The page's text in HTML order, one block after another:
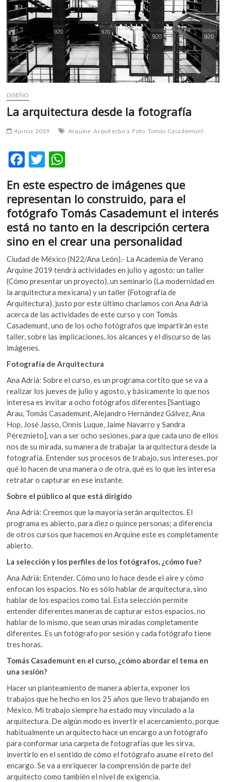
m
v
o
l
e
DISEÑO
La arquitectura desde la fotografía
4 junio, 2019 Arquine Arquitectura Foto Tomás Casademunt
F
e
b
o
o
k
T
itt
er
at
s
A
p
p
En este espectro de imágenes que
representan lo construido, para el
fotógrafo Tomás Casademunt el interés
está no tanto en la descripción certera
sino en el crear una personalidad
Ciudad de México (N22/Ana León).- La Academia de Verano
Arquine 2019 tendrá actividades en julio y agosto: un taller
(Cómo presentar un proyecto), un seminario (La modernidad en
la arquitectura mexicana) y un taller (Fotografía de
Arquitectura), justo por este último charlamos con Ana Adrià
acerca de las actividades de este curso y con Tomás
Casademunt, uno de los ocho fotógrafos que impartirán este
taller, sobre las implicaciones, los alcances y el discurso de las
imágenes.
Fotografía de Arquitectura
Ana Adrià: Sobre el curso, es un programa cortito que se va a
realizar los jueves de julio y agosto, y básicamente lo que nos
interesa es invitar a ocho fotógrafos diferentes [Santiago
Arau, Tomás Casademunt, Alejandro Hernández Gálvez, Ana
Hop, José Jasso, Onnis Luque, Jaime Navarro y Sandra
Péreznieto], van a ser ocho sesiones, para que cada uno de ellos
nos de su mirada, su manera de trabajar la arquitectura desde la
fotografía. Entender sus procesos de trabajo, sus intereses, por
qué lo hacen de una manera o de otra, qué es lo que les interesa
retratar o capturar en ese instante.
Sobre el público al que está dirigido
Ana Adrià: Creemos que la mayoría serán arquitectos. El
programa es abierto, para diez o quince personas; a diferencia
de otros cursos que hacemos en Arquine este es completamente
abierto.
La selección y los perfiles de los fotógrafos, ¿cómo fue?
Ana Adrià: Entender. Cómo uno lo hace desde el aire y cómo
enfocan los espacios. No es sólo hablar de arquitectura, sino
hablar de los espacios como tal. Esta selección permite
entender diferentes maneras de capturar estos espacios, no
hablar de lo mismo, que sean unas miradas completamente
diferentes. Es un fotógrafo por sesión y cada fotógrafo tiene
tres horas.
Tomás Casademunt en el curso, ¿cómo abordar el tema en
una sesión?
Hacer un planteamiento de manera abierta, exponer los
trabajos que he hecho en los 25 años que llevo trabajando en
México. Mi trabajo siempre ha estado muy vinculado a la
arquitectura. De algún modo es invertir el acercamiento, porque
habitualmente un arquitecto hace un encargo a un fotógrafo
para conformar una carpeta de fotografías que les sirva,
invertirlo en el sentido de cómo el fotógrafo asume el reto del
encargo. Se va a enriquecer la comprensión de parte del
arquitecto como también el nivel de exigencia.